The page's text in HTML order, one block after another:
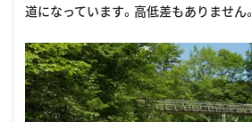
道になっています。高低差もありません。